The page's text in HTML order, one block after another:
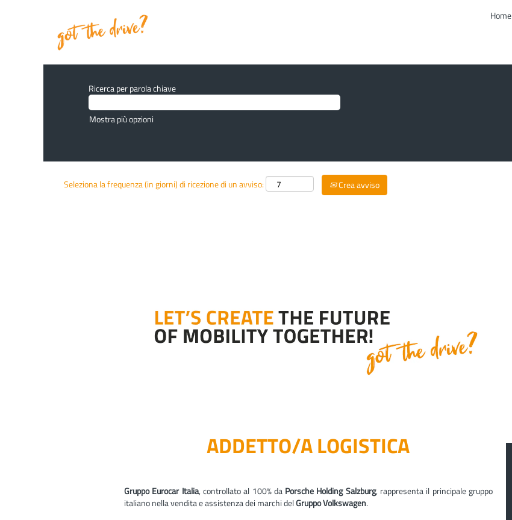
Home
Ricerca per parola chiave
Mostra più opzioni
Seleziona la frequenza (in giorni) di ricezione di un avviso: Crea avviso
ADDETTO/A LOGISTICA
Gruppo Eurocar Italia, controllato al 100% da Porsche Holding Salzburg, rappresenta il principale gruppo
italiano nella vendita e assistenza dei marchi delGruppo Volkswagen.